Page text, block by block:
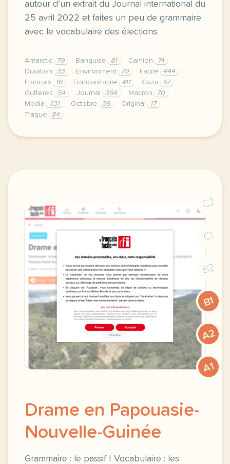
autour d’un extrait du Journal international du
25 avril 2022 et faites un peu de grammaire
avec le vocabulaire des élections.
Antarctic 79 Banquise 81 Camion
74
Duration
33 Environment 79 Facile
444
Francais
16 Francaisfacile 411 Gaza
67
Gutteres
54 Journal 394 Macron
70
Media
431 Octobre 39 Original
17
Traque
84
exercice b1 france resultat de l election
C2
C1
B2
B1
A2
A1
Drame en Papouasie-
Nouvelle-Guinée
Grammaire : le passif | Vocabulaire : les